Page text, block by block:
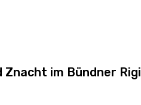
Znacht im Bündner Rigi